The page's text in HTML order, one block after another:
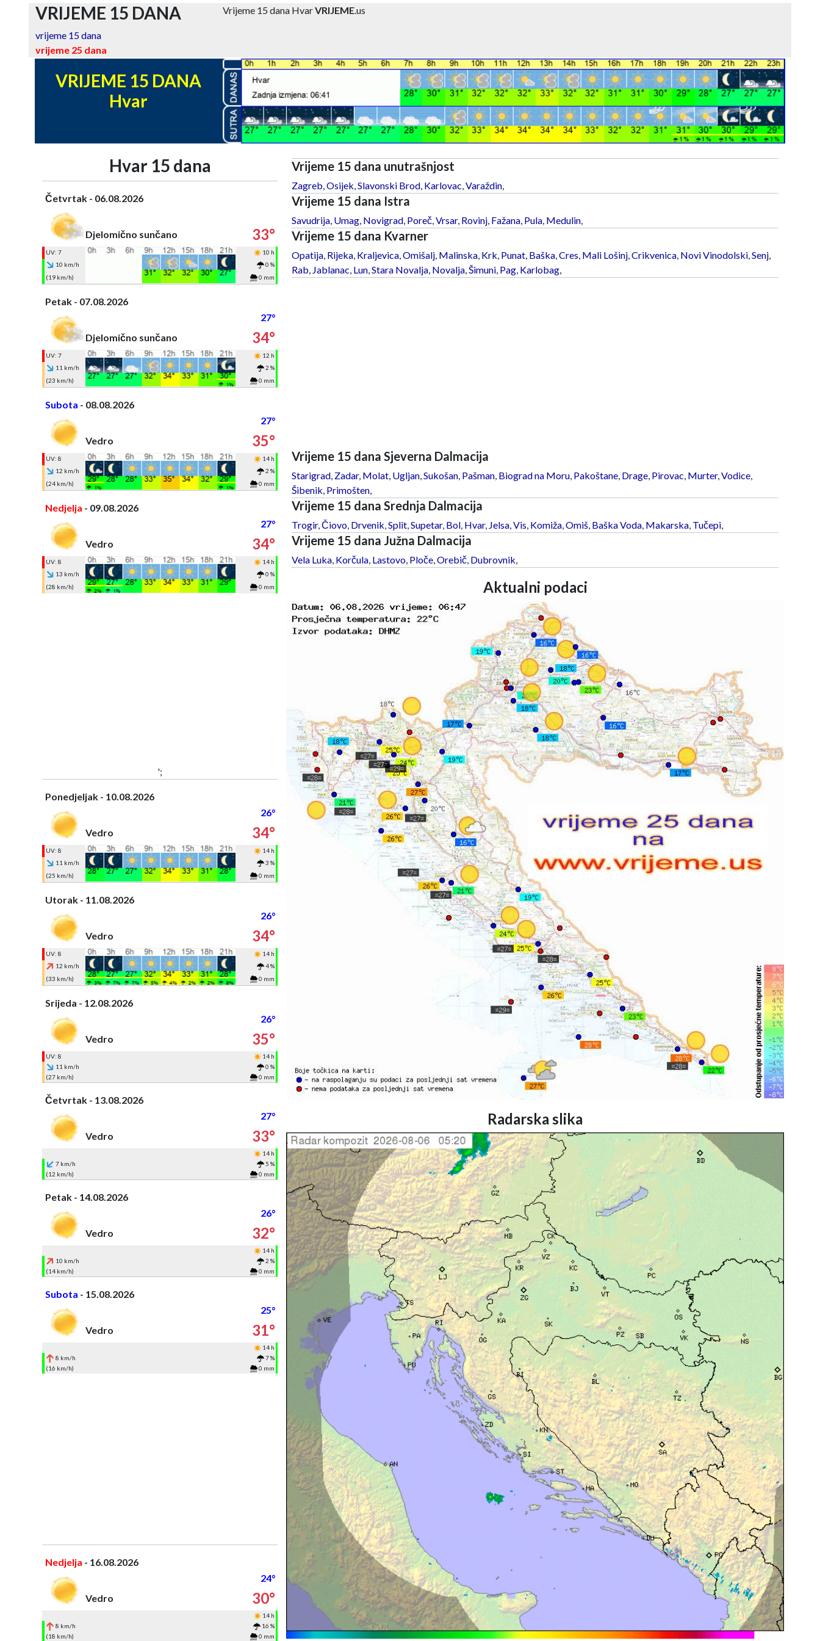
VRIJEME 15 DANA Vrijeme 15 dana HvarVRIJEME.us
vrijeme 15 dana
vrijeme 25 dana
VRIJEME 15 DANA
Hvar
Hvar 15 dana
Četvrtak - 06.08.2026
Djelomično sunčano 33°
UV: 7
10 h
10 km/h
0 %
(19 km/h)
0 mm
Petak - 07.08.2026
27°
Djelomično sunčano
34°
UV: 7
12 h
11 km/h
2 %
(23 km/h)
0 mm
Subota - 08.08.2026
27°
Vedro
35°
UV: 8
14 h
12 km/h
2 %
(24 km/h)
0 mm
Nedjelja - 09.08.2026
27°
Vedro
34°
UV: 8
14 h
13 km/h
0 %
(28 km/h)
0 mm
';
Ponedjeljak - 10.08.2026
26°
Vedro
34°
UV: 8
14 h
11 km/h
3 %
(25 km/h)
0 mm
Utorak - 11.08.2026
26°
Vedro
34°
UV: 8
14 h
12 km/h
4 %
(33 km/h)
0 mm
Srijeda - 12.08.2026
26°
Vedro
35°
UV: 8
14 h
11 km/h
0 %
(27 km/h)
0 mm
Četvrtak - 13.08.2026
27°
Vedro
33°
14 h
7 km/h
5 %
(12 km/h)
0 mm
Petak - 14.08.2026
26°
Vedro
32°
14 h
10 km/h
2 %
(14 km/h)
0 mm
Subota - 15.08.2026
25°
Vedro
31°
14 h
8 km/h
7 %
(16 km/h)
0 mm
Nedjelja - 16.08.2026
24°
Vedro
30°
14 h
8 km/h
16 %
(18 km/h)
0 mm
Vrijeme 15 dana unutrašnjost
Zagreb Osijek Slavonski Brod, Karlovac Varaždin,
Vrijeme 15 dana Istra
Savudrija, Umag, Novigrad, Poreč, Vrsar, Rovinj, Fažana, Pula, Medulin,
Vrijeme 15 dana Kvarner
Opatija, Rijeka, Kraljevica, Omišalj, Malinska, Krk Punat, Baška, Cres Mali Lošinj, Crikvenica, Novi Vinodolski, Senj,
Rab Jablanac Lun, Stara Novalja, Novalja, Šimuni, Pag, Karlobag,
Vrijeme 15 dana Sjeverna Dalmacija
Starigrad, Zadar, Molat, Ugljan, Sukošan, Pašman, Biograd na Moru, Pakoštane, Drage, Pirovac Murter, Vodice,
Šibenik Primošten,
Vrijeme 15 dana Srednja Dalmacija
Trogir, Čiovo, Drvenik Split, Supetar, Bol, Hvar, Jelsa, Vis Komiža, Omiš, Baška Voda, Makarska, Tučepi,
Vrijeme 15 dana Južna Dalmacija
Vela Luka, Korčula, Lastovo, Ploče, Orebič, Dubrovnik
Aktualni podaci
Radarska slika